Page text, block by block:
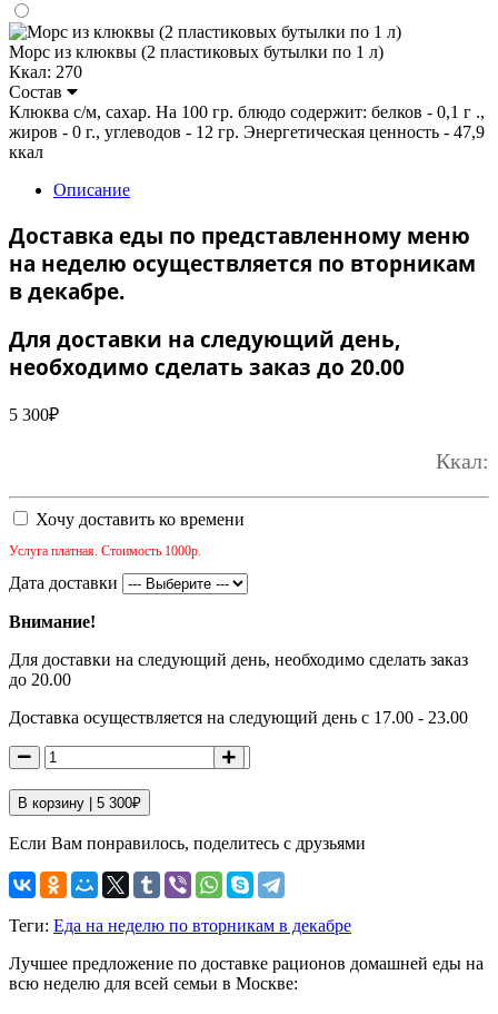
Морс из клюквы (2 пластиковых бутылки по 1 л)
Ккал: 270
Состав
Клюква с/м, сахар. На 100 гр. блюдо содержит: белков - 0,1 г .,
жиров - 0 г., углеводов - 12 гр. Энергетическая ценность - 47,9
ккал
Описание
Доставка еды по представленному меню
на неделю осуществляется по вторникам
в декабре.
Для доставки на следующий день,
необходимо сделать заказ до 20.00
5 300₽
Ккал:
Хочу доставить ко времени
Услуга платная. Стоимость 1000р.
Дата доставки
Внимание!
Для доставки на следующий день, необходимо сделать заказ
до 20.00
Доставка осуществляется на следующий день с 17.00 - 23.00
В корзину | 5 300₽
Если Вам понравилось, поделитесь с друзьями
Теги: Еда на неделю по вторникам в декабре
Лучшее предложение по доставке рационов домашней еды на
всю неделю для всей семьи в Москве: